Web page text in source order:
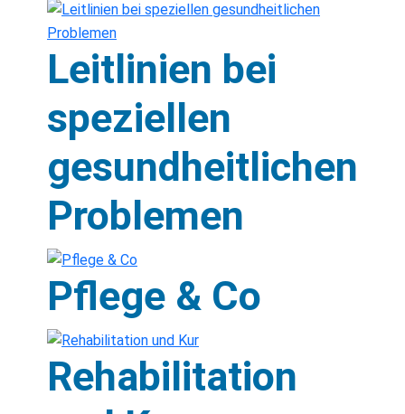
Leitlinien bei
speziellen
gesundheitlichen
Problemen
Pflege & Co
Rehabilitation